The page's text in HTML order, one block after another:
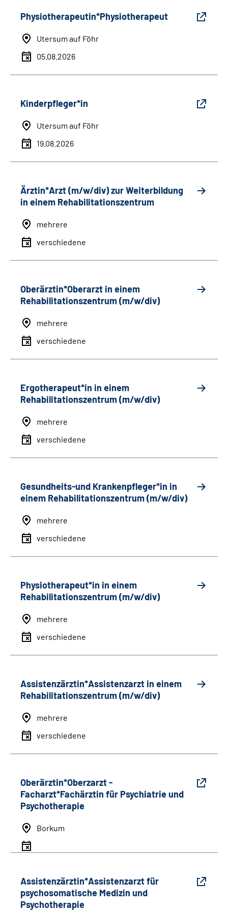
Physiotherapeutin*Physiotherapeut
Utersum auf Föhr
05.08.2026
Kinderpfleger*in
Utersum auf Föhr
19.08.2026
Ärztin*Arzt (m/w/div) zur Weiterbildung
in einem Rehabilitationszentrum
mehrere
verschiedene
Oberärztin*Oberarzt in einem
Rehabilitationszentrum (m/w/div)
mehrere
verschiedene
Ergotherapeut*in in einem
Rehabilitationszentrum (m/w/div)
mehrere
verschiedene
Gesundheits-und Krankenpfleger*in in
einem Rehabilitationszentrum (m/w/div)
mehrere
verschiedene
Physiotherapeut*in in einem
Rehabilitationszentrum (m/w/div)
mehrere
verschiedene
Assistenzärztin*Assistenzarzt in einem
Rehabilitationszentrum (m/w/div)
mehrere
verschiedene
Oberärztin*Oberzarzt -
Facharzt*Fachärztin für Psychiatrie und
Psychotherapie
Borkum
Assistenzärztin*Assistenzarzt für
psychosomatische Medizin und
Psychotherapie